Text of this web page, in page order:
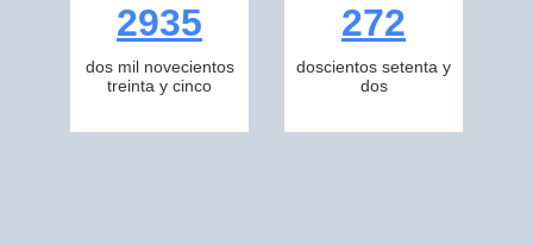
2935
dos mil novecientos
treinta y cinco
272
doscientos setenta y
dos